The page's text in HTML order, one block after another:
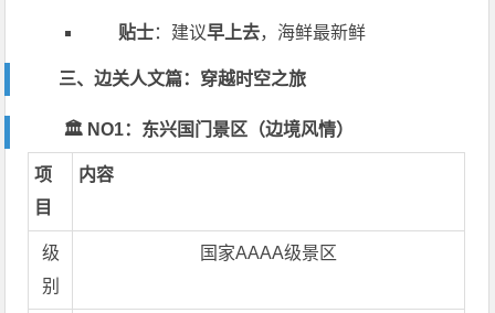
贴士：建议早上去，海鲜最新鲜
三、边关人文篇：穿越时空之旅
🏛️ NO1：东兴国门景区（边境风情）
项
目
内容
级
别
国家AAAA级景区